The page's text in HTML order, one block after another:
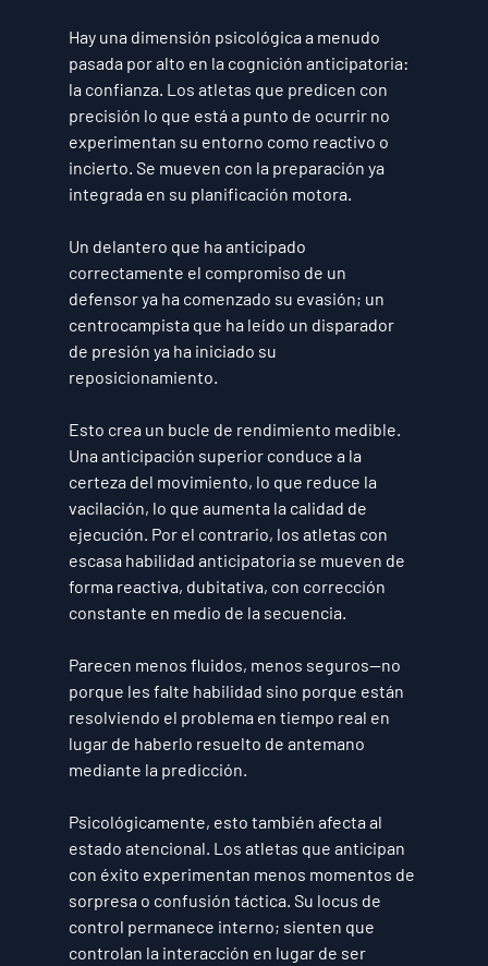
Hay una dimensión psicológica a menudo
pasada por alto en la cognición anticipatoria:
la confianza. Los atletas que predicen con
precisión lo que está a punto de ocurrir no
experimentan su entorno como reactivo o
incierto. Se mueven con la preparación ya
integrada en su planificación motora.
Un delantero que ha anticipado
correctamente el compromiso de un
defensor ya ha comenzado su evasión; un
centrocampista que ha leído un disparador
de presión ya ha iniciado su
reposicionamiento.
Esto crea un bucle de rendimiento medible.
Una anticipación superior conduce a la
certeza del movimiento, lo que reduce la
vacilación, lo que aumenta la calidad de
ejecución. Por el contrario, los atletas con
escasa habilidad anticipatoria se mueven de
forma reactiva, dubitativa, con corrección
constante en medio de la secuencia.
Parecen menos fluidos, menos seguros—no
porque les falte habilidad sino porque están
resolviendo el problema en tiempo real en
lugar de haberlo resuelto de antemano
mediante la predicción.
Psicológicamente, esto también afecta al
estado atencional. Los atletas que anticipan
con éxito experimentan menos momentos de
sorpresa o confusión táctica. Su locus de
control permanece interno; sienten que
controlan la interacción en lugar de ser